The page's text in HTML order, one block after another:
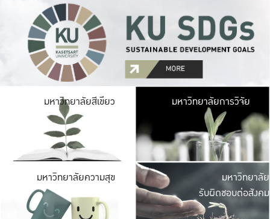
มหาวิทยาลัยสีเขียว มหาวิ
มีพื้นที่เขียวสดใส
เป็นป่าในเมือง เกษต
มหาวิทยาลัยการวิจัย
มหาวิทยาลัยความสุข มหาวิ
ค
เปิดประ
และพบเรื่องราวใ
มหาวิทยาลัย
รับผิดชอบต่อสังคม